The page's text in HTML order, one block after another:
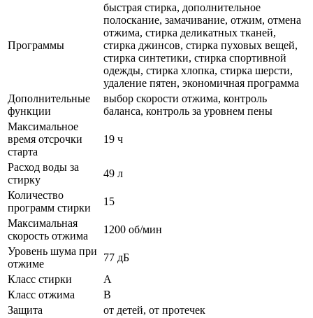
Программы
быстрая стирка, дополнительное
полоскание, замачивание, отжим, отмена
отжима, стирка деликатных тканей,
стирка джинсов, стирка пуховых вещей,
стирка синтетики, стирка спортивной
одежды, стирка хлопка, стирка шерсти,
удаление пятен, экономичная программа
Дополнительные
функции
выбор скорости отжима, контроль
баланса, контроль за уровнем пены
Максимальное
время отсрочки
старта
19 ч
Расход воды за
стирку
49 л
Количество
программ стирки
15
Максимальная
скорость отжима
1200 об/мин
Уровень шума при
отжиме
77 дБ
Класс стирки
A
Класс отжима
B
Защита
от детей, от протечек